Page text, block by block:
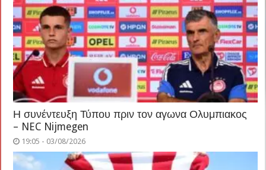
Η συνέντευξη Τύπου πριν τον αγωνα Ολυμπιακος
– NEC Nijmegen
19:05 - 03/08/2026